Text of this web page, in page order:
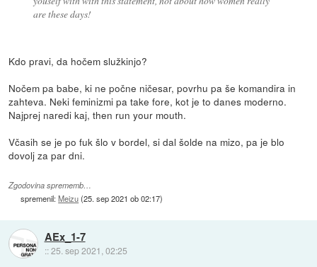
are these days!
Kdo pravi, da hočem služkinjo?
Nočem pa babe, ki ne počne ničesar, povrhu pa še komandira in
zahteva. Neki feminizmi pa take fore, kot je to danes moderno.
Najprej naredi kaj, then run your mouth.
Včasih se je po fuk šlo v bordel, si dal šolde na mizo, pa je blo
dovolj za par dni.
Zgodovina sprememb…
spremenil:Meizu(25. sep 2021 ob 02:17)
AEx_1-7
::25. sep 2021, 02:25